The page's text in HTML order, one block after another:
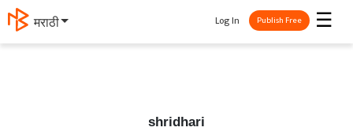
मराठी ☰
Log In Publish Free
shridhari